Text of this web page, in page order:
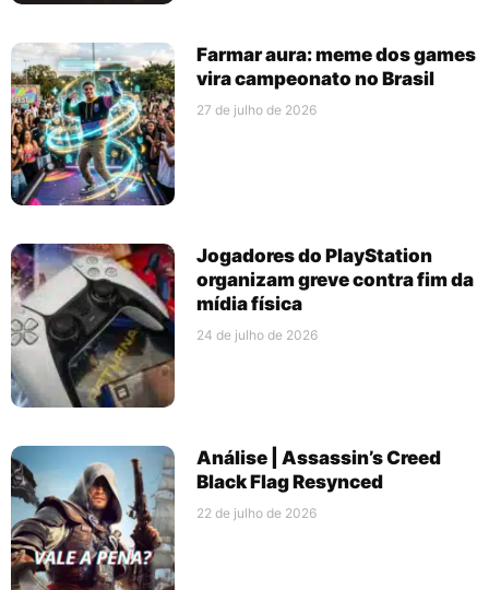
Farmar aura: meme dos games
vira campeonato no Brasil
27 de julho de 2026
Jogadores do PlayStation
organizam greve contra fim da
mídia física
24 de julho de 2026
Análise | Assassin’s Creed
Black Flag Resynced
22 de julho de 2026